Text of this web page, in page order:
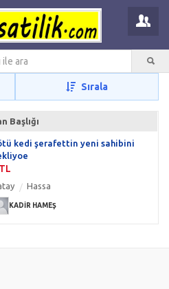
Sırala
Başlığı
kedi şerafettin yeni sahibini
Hassa
KADIR HAMEŞ